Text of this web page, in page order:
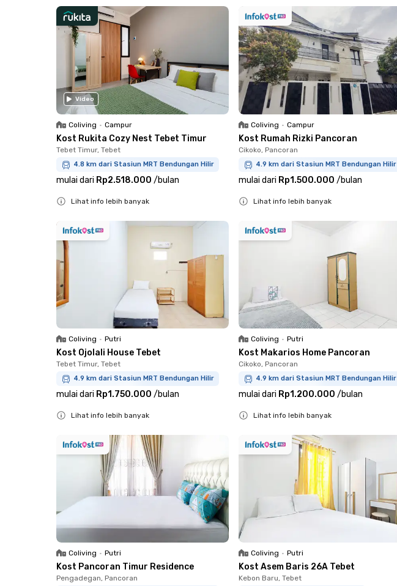
Video
Coliving • Campur
Kost Rukita Cozy Nest Tebet Timur
Tebet Timur, Tebet
4.8 km dari Stasiun MRT Bendungan Hilir
mulai dari Rp2.518.000 /bulan
Lihat info lebih banyak
Coliving • Campur
Kost Rumah Rizki Pancoran
Cikoko, Pancoran
4.9 km dari Stasiun MRT Bendungan Hilir
mulai dari Rp1.500.000 /bulan
Lihat info lebih banyak
Coliving • Putri
Kost Ojolali House Tebet
Tebet Timur, Tebet
4.9 km dari Stasiun MRT Bendungan Hilir
mulai dari Rp1.750.000 /bulan
Lihat info lebih banyak
Coliving • Putri
Kost Makarios Home Pancoran
Cikoko, Pancoran
4.9 km dari Stasiun MRT Bendungan Hilir
mulai dari Rp1.200.000 /bulan
Lihat info lebih banyak
Coliving • Putri
Kost Pancoran Timur Residence
Pengadegan, Pancoran
Coliving • Putri
Kost Asem Baris 26A Tebet
Kebon Baru, Tebet